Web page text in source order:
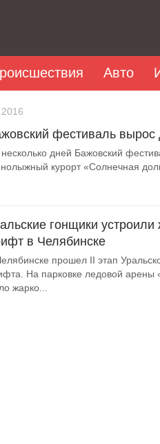
Авто
фестиваль вырос
дней Бажовский
курорт «Солнечная
гонщики устроили
в Челябинске
прошел II этап
На парковке ледовой арены
жарко...